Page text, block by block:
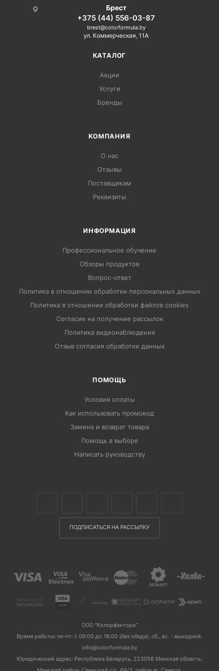
Брест
+375 (44) 556-03-87
brest@colorformula.by
ул. Коммерческая, 11А
КАТАЛОГ
Акции
Услуги
Бренды
КОМПАНИЯ
О нас
Отзывы
Поставщикам
Реквизиты
ИНФОРМАЦИЯ
Профессиональное обучение
Обзоры продуктов
Вопрос-ответ
Политика в отношении обработки персональных данных
Политика в отношении обработки файлов cookies
Согласие на получение рассылок
Политика видеонаблюдения
Отзыв согласия обработки данных
ПОМОЩЬ
Условия оплаты
Как использовать промокод
Замена и возврат товара
Помощь в выборе
Написать руководству
ПОДПИСАТЬСЯ НА РАССЫЛКУ
ООО "Колорфэктори"
Время работы: пн-пт: с 09:00 до 18:00 (без обеда), сб., вс. - выходной.
info@colorformula.by
Юридический адрес: Республика Беларусь, 223056 Минская область,